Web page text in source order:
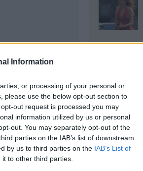
Information
or processing of your personal or
please use the below opt-out section to
out request is processed you may
information utilized by us or personal
out. You may separately opt-out of the
parties on the IAB’s list of downstream
by us to third parties on the IAB’s List of
to other third parties.